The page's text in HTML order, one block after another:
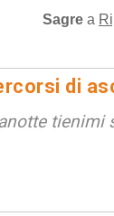
Sagre a
di
tienimi